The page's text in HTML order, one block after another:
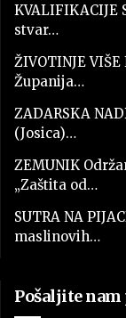
stvar…
ŽIVOTINJE VIŠE
Županija…
ZADARSKA
(Josica)…
ZEMUNIK
„Zaštita od…
SUTRA NA
maslinovih…
Pošaljite